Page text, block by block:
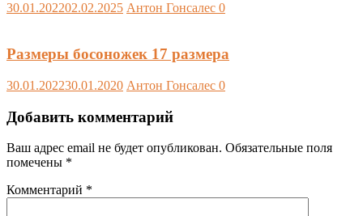
30.01.202202.02.2025 Антон Гонсалес 0
Размеры босоножек 17 размера
30.01.202230.01.2020 Антон Гонсалес 0
Добавить комментарий
Ваш адрес email не будет опубликован. Обязательные поля
помечены *
Комментарий *